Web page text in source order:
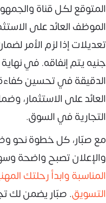
المتوقع لكل قناة
الموظف العائد على
تعديلات إذا لزم الأمر
جنيه يتم إنفاقه. في
الدقيقة في تحسين كفاءة
العائد على الاستثمار،
التجارية في السوق.
مع صبّار، كل خطوة نحو
والإعلان تصبح واضحة
المناسبة وابدأ رحلتك
التسويق. صبّار يضمن لك